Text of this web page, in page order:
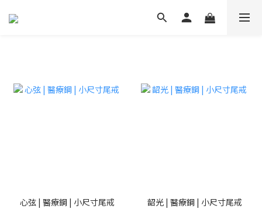
心弦 | 醫療鋼 | 小尺寸尾戒 韶光 | 醫療鋼 | 小尺寸尾戒